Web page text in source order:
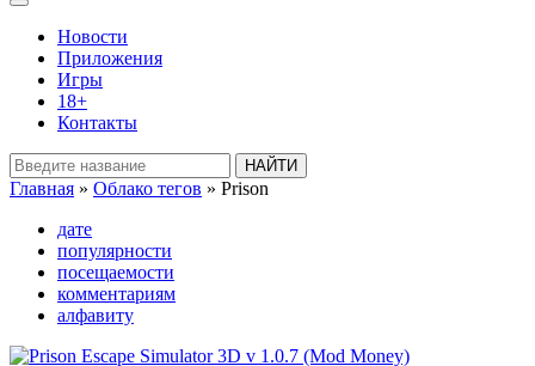
Toggle
navigationНовости
Приложения
Игры
18+
Контакты
Главная » Облако тегов » Prison
дате
популярности
посещаемости
комментариям
алфавиту